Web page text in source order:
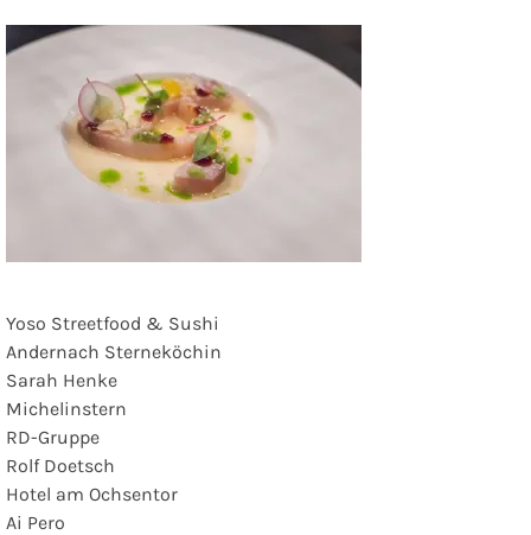
Yoso Streetfood & Sushi
Andernach Sterneköchin
Sarah Henke
Michelinstern
RD-Gruppe
Rolf Doetsch
Hotel am Ochsentor
Ai Pero